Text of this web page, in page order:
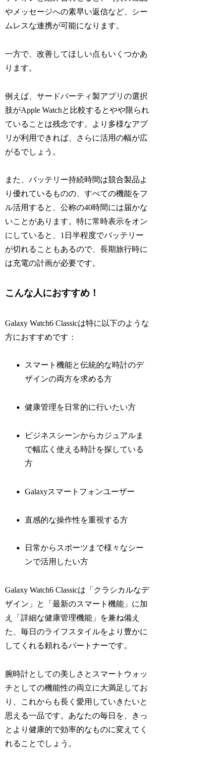
やメッセージへの素早い返信など、シー
ムレスな連携が可能になります。
一方で、改善してほしい点もいくつかあ
ります。
例えば、サードパーティ製アプリの選択
肢がApple Watchと比較するとやや限られ
ていることは残念です。より多様なアプ
リが利用できれば、さらに活用の幅が広
がるでしょう。
また、バッテリー持続時間は競合製品よ
り優れているものの、すべての機能をフ
ル活用すると、公称の40時間には届かな
いことがあります。特に常時表示をオン
にしていると、1日半程度でバッテリー
が切れることもあるので、長期旅行時に
は充電の計画が必要です。
こんな人におすすめ！
Galaxy Watch6 Classicは特に以下のような
方におすすめです：
スマート機能と伝統的な時計のデ
ザインの両方を求める方
健康管理を日常的に行いたい方
ビジネスシーンからカジュアルま
で幅広く使える時計を探している
方
Galaxyスマートフォンユーザー
直感的な操作性を重視する方
日常からスポーツまで様々なシー
ンで活用したい方
Galaxy Watch6 Classicは「クラシカルなデ
ザイン」と「最新のスマート機能」に加
え「詳細な健康管理機能」を兼ね備え
た、毎日のライフスタイルをより豊かに
してくれる頼れるパートナーです。
腕時計としての美しさとスマートウォッ
チとしての機能性の両立に大満足してお
り、これからも長く愛用していきたいと
思える一品です。あなたの毎日を、きっ
とより健康的で効率的なものに変えてく
れることでしょう。